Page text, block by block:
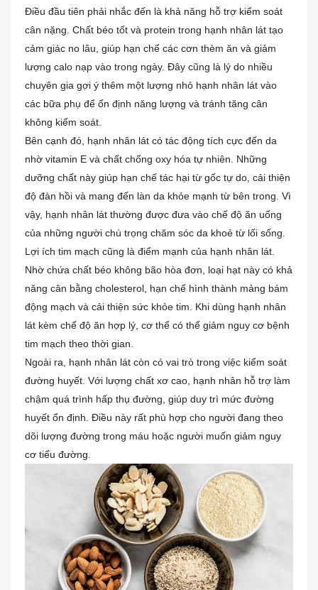
Điều đầu tiên phải nhắc đến là khả năng hỗ trợ kiểm soát
cân nặng. Chất béo tốt và protein trong hạnh nhân lát tạo
cảm giác no lâu, giúp hạn chế các cơn thèm ăn và giảm
lượng calo nạp vào trong ngày. Đây cũng là lý do nhiều
chuyên gia gợi ý thêm một lượng nhỏ hạnh nhân lát vào
các bữa phụ để ổn định năng lượng và tránh tăng cân
không kiểm soát.
Bên cạnh đó, hạnh nhân lát có tác động tích cực đến da
nhờ vitamin E và chất chống oxy hóa tự nhiên. Những
dưỡng chất này giúp hạn chế tác hại từ gốc tự do, cải thiện
độ đàn hồi và mang đến làn da khỏe mạnh từ bên trong. Vì
vậy, hạnh nhân lát thường được đưa vào chế độ ăn uống
của những người chú trọng chăm sóc da khoẻ từ lối sống.
Lợi ích tim mạch cũng là điểm mạnh của hạnh nhân lát.
Nhờ chứa chất béo không bão hòa đơn, loại hạt này có khả
năng cân bằng cholesterol, hạn chế hình thành mảng bám
động mạch và cải thiện sức khỏe tim. Khi dùng hạnh nhân
lát kèm chế độ ăn hợp lý, cơ thể có thể giảm nguy cơ bệnh
tim mạch theo thời gian.
Ngoài ra, hạnh nhân lát còn có vai trò trong việc kiểm soát
đường huyết. Với lượng chất xơ cao, hạnh nhân hỗ trợ làm
chậm quá trình hấp thụ đường, giúp duy trì mức đường
huyết ổn định. Điều này rất phù hợp cho người đang theo
dõi lượng đường trong máu hoặc người muốn giảm nguy
cơ tiểu đường.